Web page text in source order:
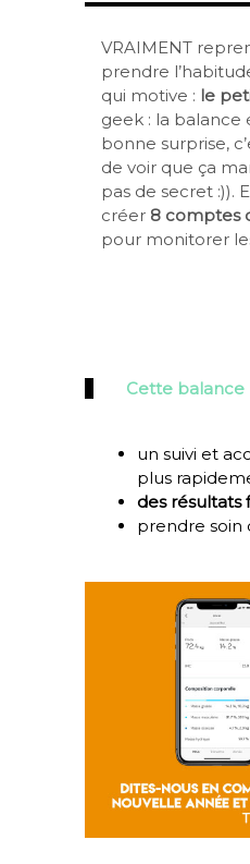
VRAIMENT
prendre
qui motive : le
geek : la balance
bonne surprise,
de voir que ça
pas de secret :)).
créer 8 comptes
pour monitorer
Cette balance
un suivi et
plus
des résultats
prendre soin